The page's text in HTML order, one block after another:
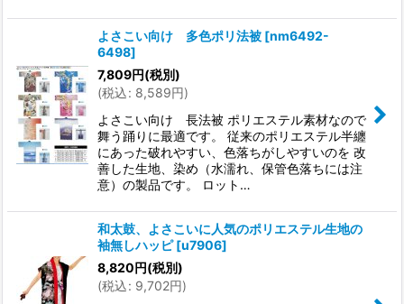
よさこい向け 多色ポリ法被 [nm6492-
6498]
7,809円(税別)
(税込: 8,589円)
よさこい向け 長法被 ポリエステル素材なので
舞う踊りに最適です。 従来のポリエステル半纏
にあった破れやすい、色落ちがしやすいのを 改
善した生地、染め（水濡れ、保管色落ちには注
意）の製品です。 ロット…
和太鼓、よさこいに人気のポリエステル生地の
袖無しハッピ [u7906]
8,820円(税別)
(税込: 9,702円)